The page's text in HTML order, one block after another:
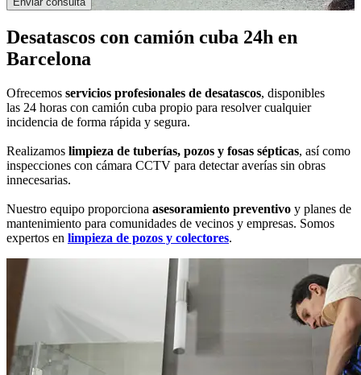
Desatascos con camión cuba 24h en
Barcelona
Ofrecemos servicios profesionales de desatascos, disponibles
las 24 horas con camión cuba propio para resolver cualquier
incidencia de forma rápida y segura.
Realizamos limpieza de tuberías, pozos y fosas sépticas, así como
inspecciones con cámara CCTV para detectar averías sin obras
innecesarias.
Nuestro equipo proporciona asesoramiento preventivo y planes de
mantenimiento para comunidades de vecinos y empresas. Somos
expertos en limpieza de pozos y colectores.